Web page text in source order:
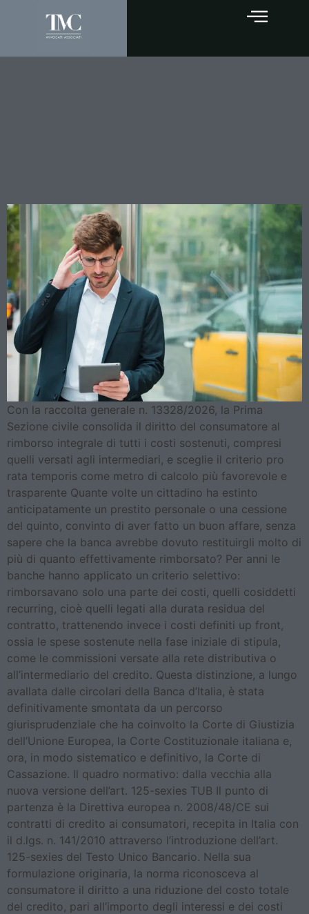
Con la raccolta generale n. 13328/2026, la Prima
Sezione civile consolida il diritto del consumatore al
rimborso integrale di tutti i costi sostenuti, compresi
quelli versati agli intermediari, e sceglie il criterio pro
rata temporis come metro di calcolo più favorevole e
trasparente Quante volte un cittadino ha estinto
anticipatamente un prestito personale o una cessione
del quinto, convinto di aver fatto un buon affare, senza
sapere che la banca avrebbe dovuto restituirgli molto di
più di quanto effettivamente rimborsato? Per anni le
banche hanno applicato un criterio selettivo:
rimborsavano solo una parte dei costi, quelli cosiddetti
recurring, cioè quelli legati alla durata residua del
contratto, trattenendo invece i costi definiti up front,
ossia le spese sostenute nella fase iniziale di stipula,
come le commissioni versate alla rete distributiva o
all’intermediario del credito. Questa distinzione, a lungo
avallata dalle circolari della Banca d’Italia, è stata
definitivamente smontata da un percorso
giurisprudenziale che ha coinvolto la Corte di Giustizia
dell’Unione Europea, la Corte Costituzionale italiana e,
ora, in modo sistematico e definitivo, la Corte di
Cassazione. Il quadro normativo: dalla vecchia alla
nuova versione dell’art. 125-sexies TUB Il punto di
partenza è la Direttiva europea n. 2008/48/CE sui
contratti di credito ai consumatori, recepita in Italia con
il d.lgs. n. 141/2010 attraverso l’introduzione dell’art.
125-sexies del Testo Unico Bancario. Nella sua
formulazione originaria, la norma riconosceva al
consumatore il diritto a una riduzione del costo totale
del credito, pari all’importo degli interessi e dei costi